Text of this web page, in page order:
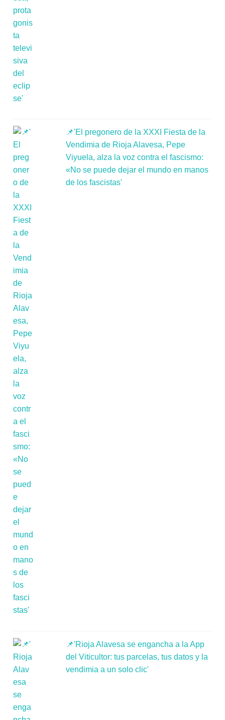
📌'El pregonero de la XXXI Fiesta de la
Vendimia de Rioja Alavesa, Pepe
Viyuela, alza la voz contra el fascismo:
«No se puede dejar el mundo en manos
de los fascistas'
📌'Rioja Alavesa se engancha a la App
del Viticultor: tus parcelas, tus datos y la
vendimia a un solo clic'